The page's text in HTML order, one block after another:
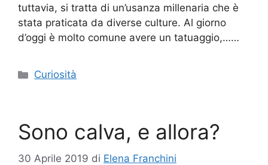
tuttavia, si tratta di un’usanza millenaria che è
stata praticata da diverse culture. Al giorno
d’oggi è molto comune avere un tatuaggio,……
Categorie
Curiosità
Sono calva, e allora?
30 Aprile 2019 di Elena Franchini